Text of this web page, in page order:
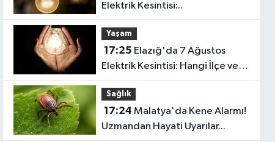
Elektrik Kesintisi:..
Yaşam
17:25
Elektrik Kesintisi: Hangi İlçe ve
Mahallelerde Elektrikler
Kesilecek?
Sağlık
17:24
Uzmandan Hayati Uyarılar...